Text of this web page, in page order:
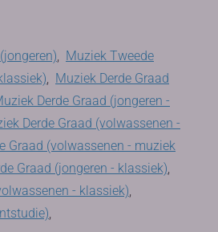
, Muziek Tweede
, Muziek Derde Graad
Derde Graad (jongeren -
Derde Graad (volwassenen -
Graad (volwassenen - muziek
Graad (jongeren - klassiek),
- klassiek),
,